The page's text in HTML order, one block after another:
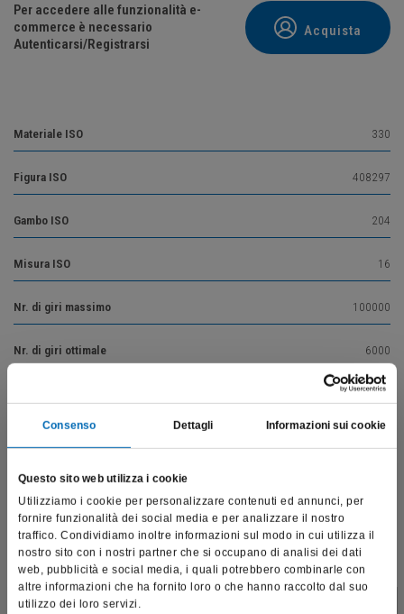
Consenso Dettagli Informazioni sui cookie
Questo sito web utilizza i cookie
Utilizziamo i cookie per personalizzare contenuti ed annunci, per
fornire funzionalità dei social media e per analizzare il nostro
traffico. Condividiamo inoltre informazioni sul modo in cui utilizza il
nostro sito con i nostri partner che si occupano di analisi dei dati
web, pubblicità e social media, i quali potrebbero combinarle con
altre informazioni che ha fornito loro o che hanno raccolto dal suo
utilizzo dei loro servizi.
Per accedere alle funzionalità e-
commerce è necessario
Autenticarsi/Registrarsi
Acquista
Materiale ISO 330
Figura ISO 408297
Gambo ISO 204
Misura ISO 16
Nr. di giri massimo 100000
Nr. di giri ottimale 6000
Prodotti correlati